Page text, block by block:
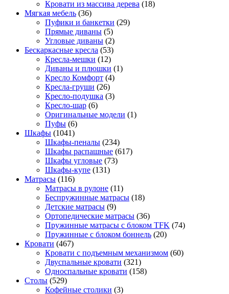
Кровати из массива дерева (18)
Мягкая мебель (36)
Пуфики и банкетки (29)
Прямые диваны (5)
Угловые диваны (2)
Бескаркасные кресла (53)
Кресла-мешки (12)
Диваны и плюшки (1)
Кресло Комфорт (4)
Кресла-груши (26)
Кресло-подушка (3)
Кресло-шар (6)
Оригинальные модели (1)
Пуфы (6)
Шкафы (1041)
Шкафы-пеналы (234)
Шкафы распашные (617)
Шкафы угловые (73)
Шкафы-купе (131)
Матрасы (116)
Матрасы в рулоне (11)
Беспружинные матрасы (18)
Детские матрасы (9)
Ортопедические матрасы (36)
Пружинные матрасы с блоком TFK (74)
Пружинные с блоком боннель (20)
Кровати (467)
Кровати с подъемным механизмом (60)
Двуспальные кровати (321)
Односпальные кровати (158)
Столы (529)
Кофейные столики (3)